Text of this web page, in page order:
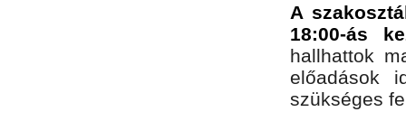
A
18:00-ás
hallhattok
előadások
szükséges